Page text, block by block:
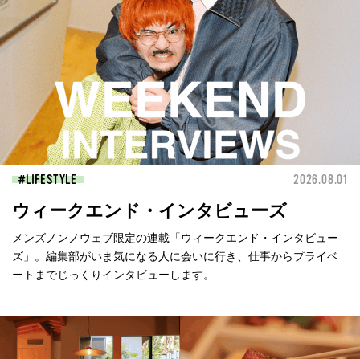
LIFESTYLE 2026.08.01
ウィークエンド・インタビューズ
メンズノンノウェブ限定の連載「ウィークエンド・インタビュー
ズ」。編集部がいま気になる人に会いに行き、仕事からプライベ
ートまでじっくりインタビューします。